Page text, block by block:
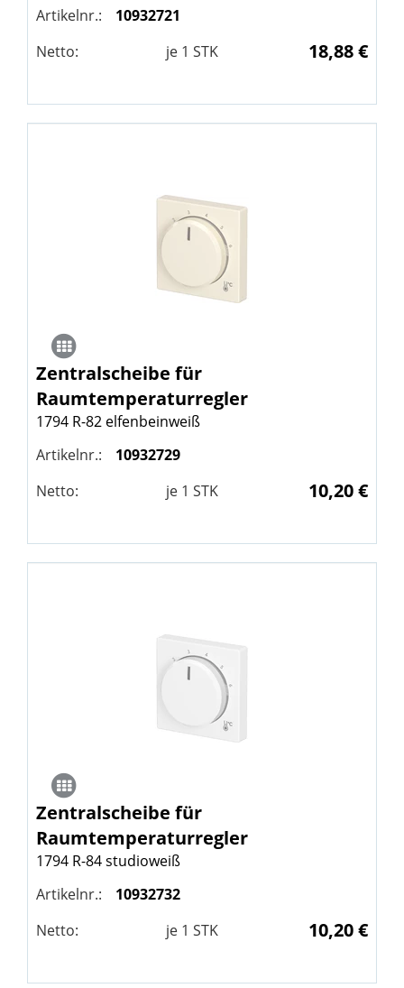
Artikelnr.:
10932721
Netto:
je 1 STK 18,88 €
Zentralscheibe für
Raumtemperaturregler
1794 R-82 elfenbeinweiß
Artikelnr.:
10932729
Netto:
je 1 STK 10,20 €
Zentralscheibe für
Raumtemperaturregler
1794 R-84 studioweiß
Artikelnr.:
10932732
Netto:
je 1 STK 10,20 €